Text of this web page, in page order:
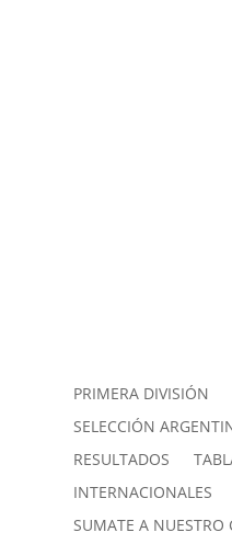
PRIMERA DIVISIÓN
SELECCIÓN
RESULTADOS
INTERNACIONALES
SUMATE A NUESTRO